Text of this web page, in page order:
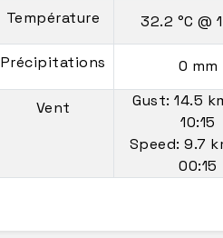
Température
32.2 °C@
Précipitations
0 mm
Vent Gust: 14.5
10:15
Speed: 9.7
00:15